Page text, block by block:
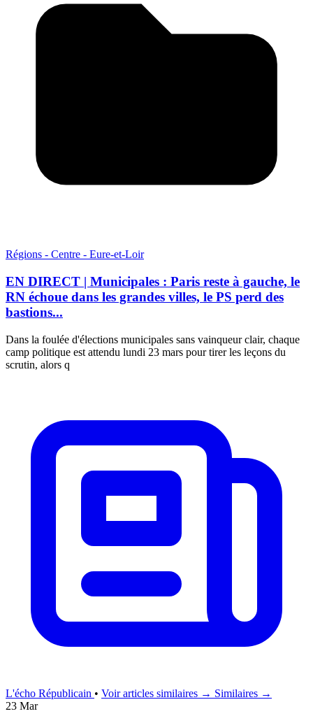
Régions - Centre - Eure-et-Loir
EN DIRECT | Municipales : Paris reste à gauche, le
RN échoue dans les grandes villes, le PS perd des
bastions...
Dans la foulée d'élections municipales sans vainqueur clair, chaque
camp politique est attendu lundi 23 mars pour tirer les leçons du
scrutin, alors q
L'écho Républicain • Voir articles similaires → Similaires →
23 Mar